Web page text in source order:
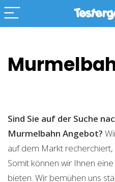
Sind Sie auf der Suche
Murmelbahn Angebot?
auf dem Markt recherchiert,
Somit können wir Ihnen
bieten. Wir bemühen uns